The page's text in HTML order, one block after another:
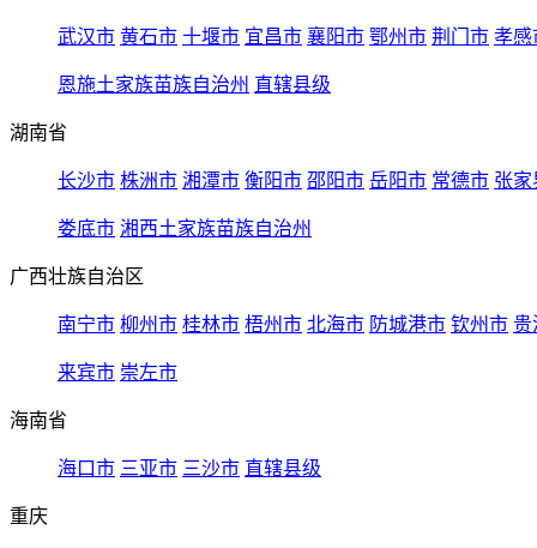
武汉市 黄石市 十堰市 宜昌市 襄阳市 鄂州市 荆门市 孝感
恩施土家族苗族自治州 直辖县级
湖南省
长沙市 株洲市 湘潭市 衡阳市 邵阳市 岳阳市 常德市 张家
娄底市 湘西土家族苗族自治州
广西壮族自治区
南宁市 柳州市 桂林市 梧州市 北海市 防城港市 钦州市 贵
来宾市 崇左市
海南省
海口市 三亚市 三沙市 直辖县级
重庆